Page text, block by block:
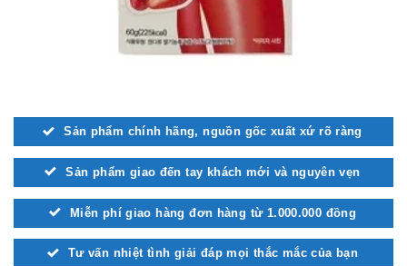
Sản phẩm chính hãng, nguồn gốc xuất xứ rõ ràng
Sản phẩm giao đến tay khách mới và nguyên vẹn
Miễn phí giao hàng đơn hàng từ 1.000.000 đồng
Tư vấn nhiệt tình giải đáp mọi thắc mắc của bạn